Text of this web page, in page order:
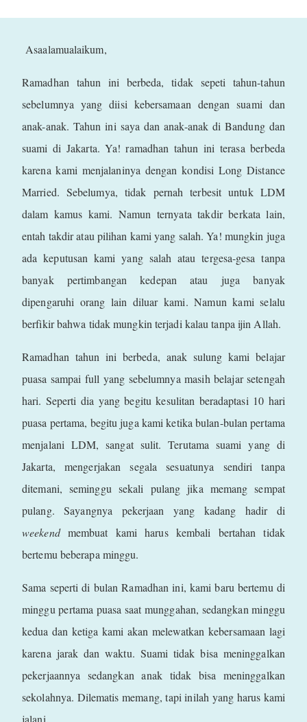
Asaalamualaikum,
Ramadhan tahun ini berbeda, tidak sepeti tahun-tahun
sebelumnya yang diisi kebersamaan dengan suami dan
anak-anak. Tahun ini saya dan anak-anak di Bandung dan
suami di Jakarta. Ya! ramadhan tahun ini terasa berbeda
karena kami menjalaninya dengan kondisi Long Distance
Married. Sebelumya, tidak pernah terbesit untuk LDM
dalam kamus kami. Namun ternyata takdir berkata lain,
entah takdir atau pilihan kami yang salah. Ya! mungkin juga
ada keputusan kami yang salah atau tergesa-gesa tanpa
banyak pertimbangan kedepan atau juga banyak
dipengaruhi orang lain diluar kami. Namun kami selalu
berfikir bahwa tidak mungkin terjadi kalau tanpa ijin Allah.
Ramadhan tahun ini berbeda, anak sulung kami belajar
puasa sampai full yang sebelumnya masih belajar setengah
hari. Seperti dia yang begitu kesulitan beradaptasi 10 hari
puasa pertama, begitu juga kami ketika bulan-bulan pertama
menjalani LDM, sangat sulit. Terutama suami yang di
Jakarta, mengerjakan segala sesuatunya sendiri tanpa
ditemani, seminggu sekali pulang jika memang sempat
pulang. Sayangnya pekerjaan yang kadang hadir di
weekend membuat kami harus kembali bertahan tidak
bertemu beberapa minggu.
Sama seperti di bulan Ramadhan ini, kami baru bertemu di
minggu pertama puasa saat munggahan, sedangkan minggu
kedua dan ketiga kami akan melewatkan kebersamaan lagi
karena jarak dan waktu. Suami tidak bisa meninggalkan
pekerjaannya sedangkan anak tidak bisa meninggalkan
sekolahnya. Dilematis memang, tapi inilah yang harus kami
jalani.